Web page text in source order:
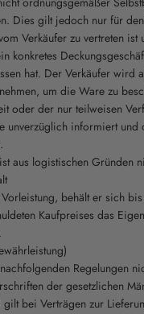
Dies gilt jedoch nur für
Verkäufer zu vertreten
konkretes
hat. Der Verkäufer wird
um die Ware zu
oder der nur teilweisen
unverzüglich informiert und
aus logistischen Gründen
behält er sich
Kaufpreises das
Regelungen
der gesetzlichen
bei Verträgen zur